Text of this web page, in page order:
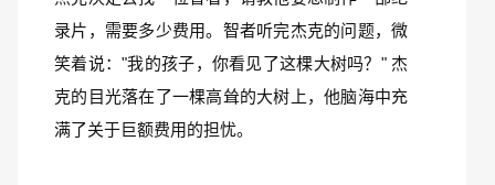
录片，需要多少费用。智者听完杰克的问题，微
笑着说："我的孩子，你看见了这棵大树吗？" 杰
克的目光落在了一棵高耸的大树上，他脑海中充
满了关于巨额费用的担忧。